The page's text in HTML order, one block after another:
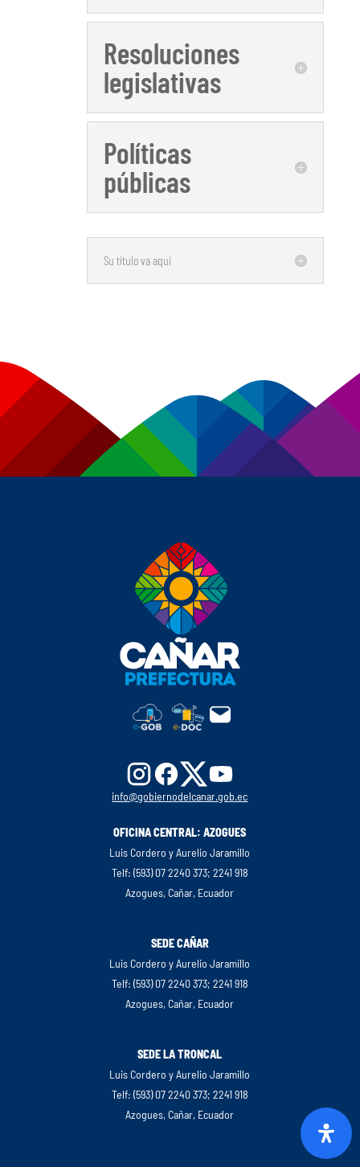
Resoluciones
legislativas
Políticas
públicas
Su título va aquí
info@gobiernodelcanar.gob.ec
OFICINA CENTRAL: AZOGUES
Luis Cordero y Aurelio Jaramillo
Telf: (593) 07 2240 373; 2241 918
Azogues, Cañar, Ecuador
SEDE CAÑAR
Luis Cordero y Aurelio Jaramillo
Telf: (593) 07 2240 373; 2241 918
Azogues, Cañar, Ecuador
SEDE LA TRONCAL
Luis Cordero y Aurelio Jaramillo
Telf: (593) 07 2240 373; 2241 918
Azogues, Cañar, Ecuador